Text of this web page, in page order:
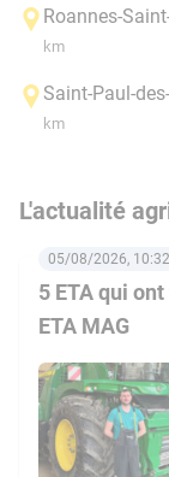
Roannes-
km
Saint-Paul-
km
L'actualité
5 ETA qui
ETA MAG
05/08/2026, 10:32